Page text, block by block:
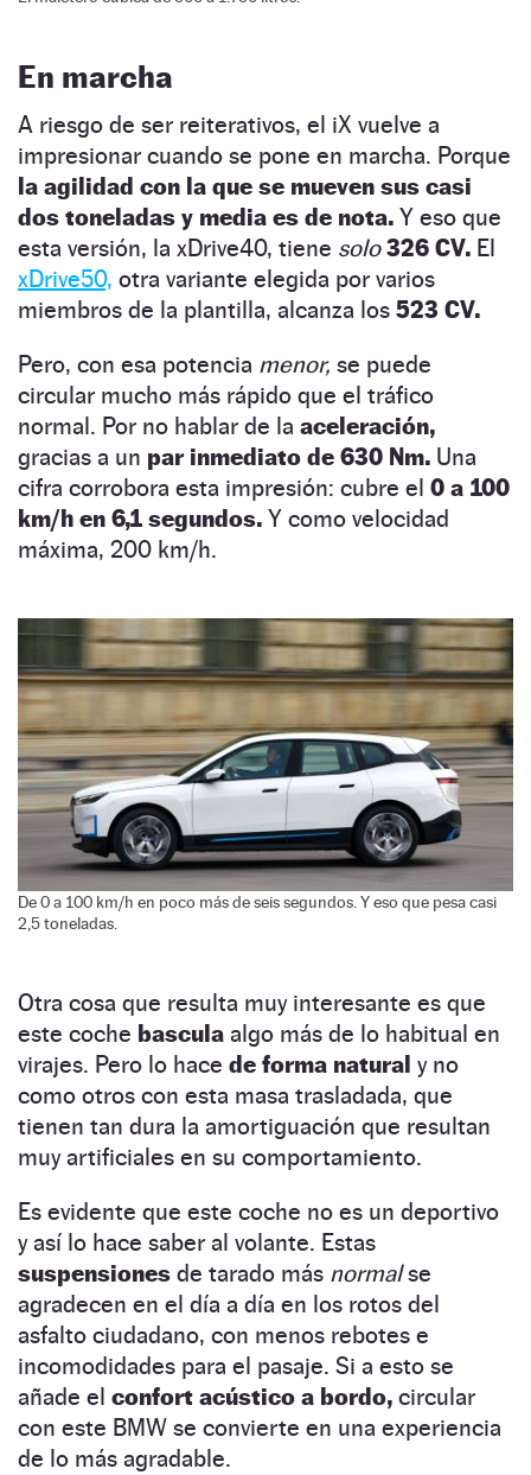
En marcha
A riesgo de ser reiterativos, el iX vuelve a
impresionar cuando se pone en marcha. Porque
la agilidad con la que se mueven sus casi
dos toneladas y media es de nota. Y eso que
esta versión, la xDrive40, tiene solo 326 CV. El
xDrive50, otra variante elegida por varios
miembros de la plantilla, alcanza los 523 CV.
Pero, con esa potencia menor, se puede
circular mucho más rápido que el tráfico
normal. Por no hablar de la aceleración,
gracias a un par inmediato de 630 Nm. Una
cifra corrobora esta impresión: cubre el 0 a 100
km/h en 6,1 segundos. Y como velocidad
máxima, 200 km/h.
De 0 a 100 km/h en poco más de seis segundos. Y eso que pesa casi
2,5 toneladas.
Otra cosa que resulta muy interesante es que
este coche bascula algo más de lo habitual en
virajes. Pero lo hace de forma natural y no
como otros con esta masa trasladada, que
tienen tan dura la amortiguación que resultan
muy artificiales en su comportamiento.
Es evidente que este coche no es un deportivo
y así lo hace saber al volante. Estas
suspensiones de tarado más normalse
agradecen en el día a día en los rotos del
asfalto ciudadano, con menos rebotes e
incomodidades para el pasaje. Si a esto se
añade el confort acústico a bordo, circular
con este BMW se convierte en una experiencia
de lo más agradable.